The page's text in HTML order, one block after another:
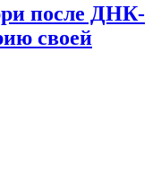
после ДНК-
своей